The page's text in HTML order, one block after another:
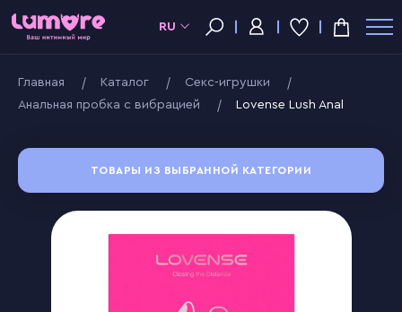
RU
Главная Kаталог
Секс-игрушки
Анальная пробка с вибрацией
Lovense Lush Anal
ТОВАРЫ ИЗ ВЫБРАННОЙ КАТЕГОРИИ